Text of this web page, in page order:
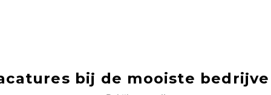
bij de mooiste